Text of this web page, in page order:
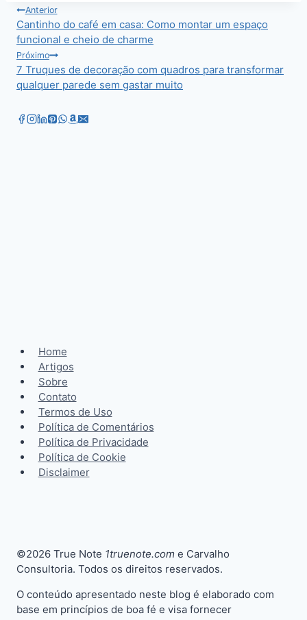
Post:
Navegação
de
Post
Anterior
Cantinho do café em casa: Como montar um espaço
funcional e cheio de charme
Próximo
7 Truques de decoração com quadros para transformar
qualquer parede sem gastar muito
Home
Artigos
Sobre
Contato
Termos de Uso
Política de Comentários
Política de Privacidade
Política de Cookie
Disclaimer
©2026 True Note 1truenote.com e Carvalho
Consultoria. Todos os direitos reservados.
O conteúdo apresentado neste blog é elaborado com
base em princípios de boa fé e visa fornecer